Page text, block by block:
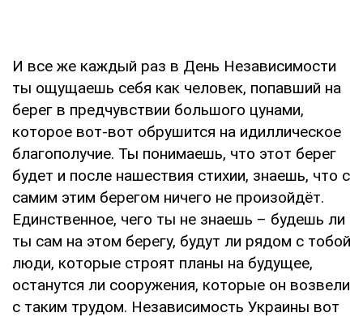
И все же каждый раз в День Независимости
ты ощущаешь себя как человек, попавший на
берег в предчувствии большого цунами,
которое вот-вот обрушится на идиллическое
благополучие. Ты понимаешь, что этот берег
будет и после нашествия стихии, знаешь, что с
самим этим берегом ничего не произойдёт.
Единственное, чего ты не знаешь – будешь ли
ты сам на этом берегу, будут ли рядом с тобой
люди, которые строят планы на будущее,
останутся ли сооружения, которые он возвели
с таким трудом. Независимость Украины вот